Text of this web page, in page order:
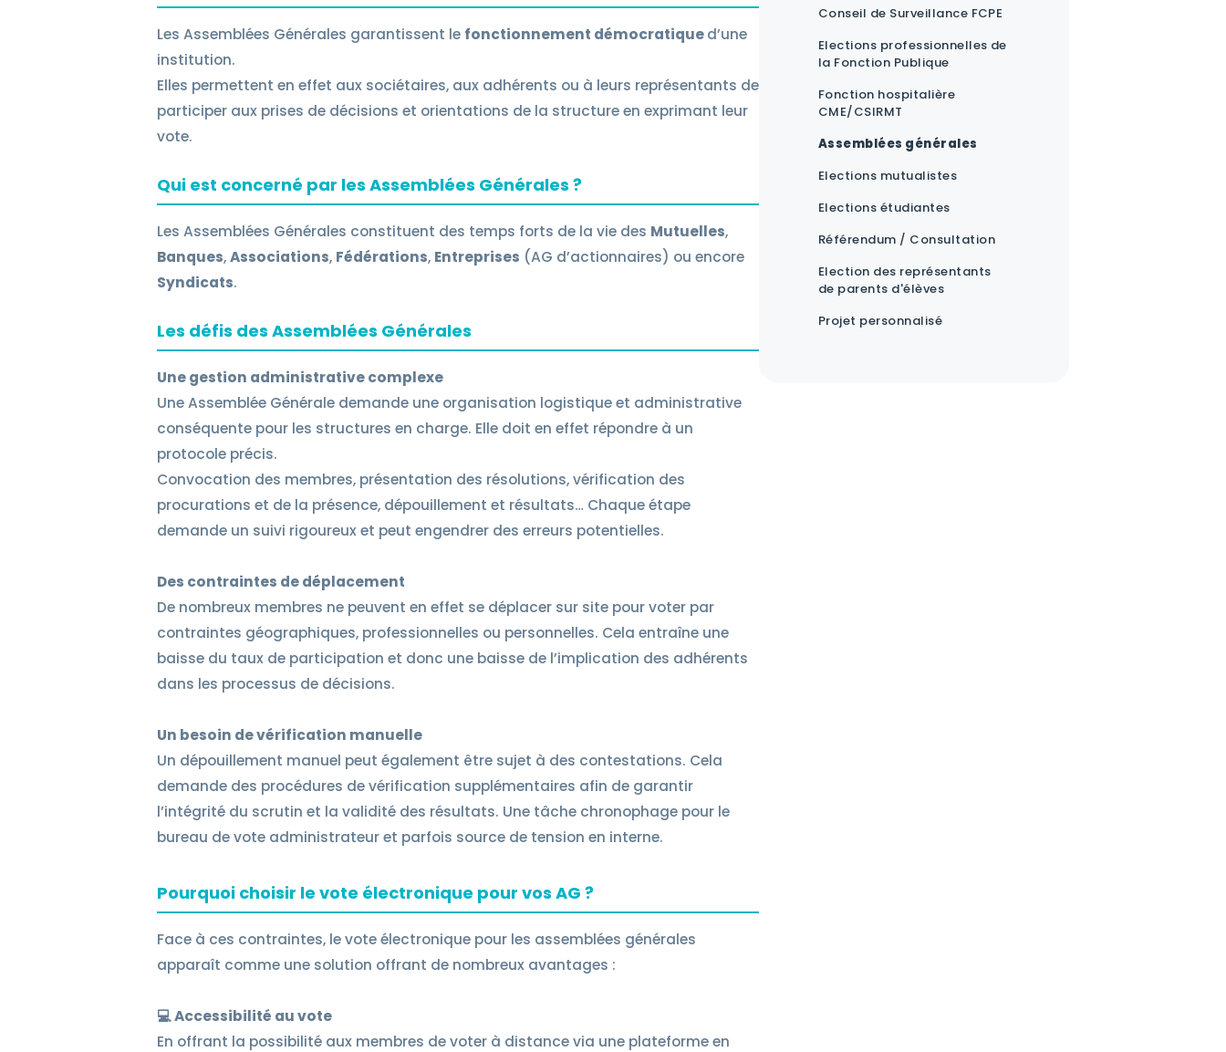
Les Assemblées Générales garantissent le fonctionnement démocratiqued’une
institution.
Elles permettent en effet aux sociétaires, aux adhérents ou à leurs représentants de
participer aux prises de décisions et orientations de la structure en exprimant leur
vote.
Qui est concerné par les Assemblées Générales ?
Les Assemblées Générales constituent des temps forts de la vie des Mutuelles,
Banques,Associations, Fédérations, Entreprises (AG d’actionnaires) ou encore
Syndicats.
Les défis des Assemblées Générales
Une gestion administrative complexe
Une Assemblée Générale demande une organisation logistique et administrative
conséquente pour les structures en charge. Elle doit en effet répondre à un
protocole précis.
Convocation des membres, présentation des résolutions, vérification des
procurations et de la présence, dépouillement et résultats… Chaque étape
demande un suivi rigoureux et peut engendrer des erreurs potentielles.
Des contraintes de déplacement
De nombreux membres ne peuvent en effet se déplacer sur site pour voter par
contraintes géographiques, professionnelles ou personnelles. Cela entraîne une
baisse du taux de participation et donc une baisse de l’implication des adhérents
dans les processus de décisions.
Un besoin de vérification manuelle
Un dépouillement manuel peut également être sujet à des contestations. Cela
demande des procédures de vérification supplémentaires afin de garantir
l’intégrité du scrutin et la validité des résultats. Une tâche chronophage pour le
bureau de vote administrateur et parfois source de tension en interne.
Pourquoi choisir le vote électronique pour vos AG ?
Face à ces contraintes, le vote électronique pour les assemblées générales
apparaît comme une solution offrant de nombreux avantages :
💻 Accessibilité au vote
En offrant la possibilité aux membres de voter à distance via une plateforme en
Conseil de Surveillance FCPE
Elections professionnelles de
la Fonction Publique
Fonction hospitalière
CME/CSIRMT
Assemblées générales
Elections mutualistes
Elections étudiantes
Référendum / Consultation
Election des représentants
de parents d'élèves
Projet personnalisé